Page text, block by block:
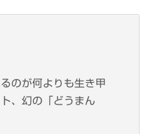
のが何よりも生き甲
、幻の「どうまん